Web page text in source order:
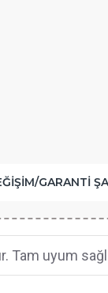
GARANTI
Tam uyum